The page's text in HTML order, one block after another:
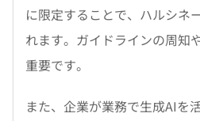
に限定することで、ハルシネ
れます。ガイドラインの周知
重要です。
また、企業が業務で生成AIを